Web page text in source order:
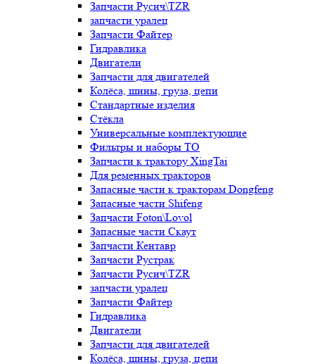
Запчасти Русич\TZR
запчасти уралец
Запчасти Файтер
Гидравлика
Двигатели
Запчасти для двигателей
Колёса, шины, груза, цепи
Стандартные изделия
Стёкла
Универсальные комплектующие
Фильтры и наборы ТО
Запчасти к трактору XingTai
Для ременных тракторов
Запасные части к тракторам Dongfeng
Запасные части Shifeng
Запчасти Foton\Lovol
Запасные части Скаут
Запчасти Кентавр
Запчасти Рустрак
Запчасти Русич\TZR
запчасти уралец
Запчасти Файтер
Гидравлика
Двигатели
Запчасти для двигателей
Колёса, шины, груза, цепи